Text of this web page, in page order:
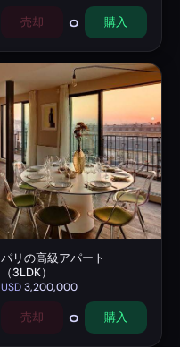
売却 0 購入
パリの高級アパート
（3LDK）
USD3,200,000
売却 0 購入